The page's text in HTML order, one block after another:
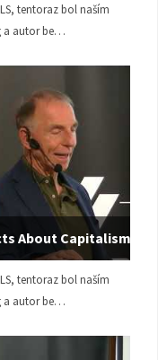
tentoraz bol naším
a autor be…
About Capitalism
tentoraz bol naším
a autor be…